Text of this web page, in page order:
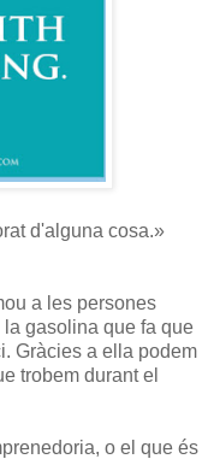
d'alguna cosa.»
a les persones
gasolina que fa que
Gràcies a ella podem
trobem durant el
o el que és